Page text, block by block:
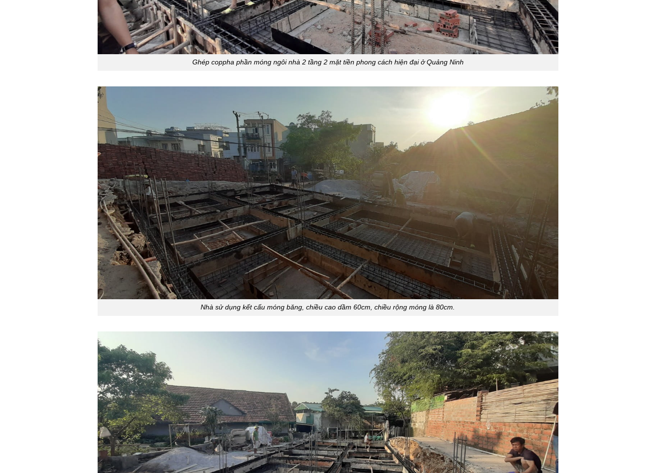
Ghép coppha phần móng ngôi nhà 2 tầng 2 mặt tiền phong cách hiện đại ở Quảng Ninh
Nhà sử dụng kết cấu móng băng, chiều cao dầm 60cm, chiều rộng móng là 80cm.